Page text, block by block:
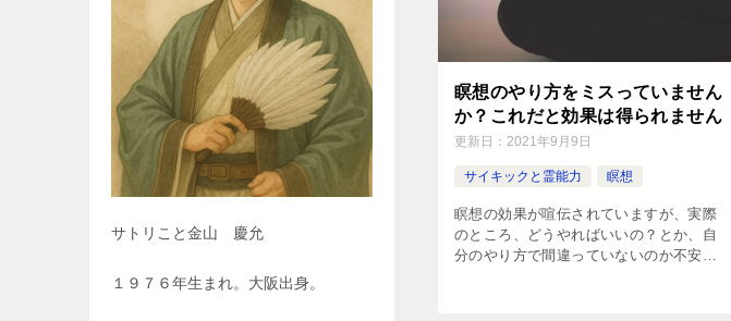
瞑想のやり方をミスっていません
か？これだと効果は得られません
更新日： 2021年9月9日
サイキックと霊能力 瞑想
瞑想の効果が喧伝されていますが、実際
のところ、どうやればいいの？とか、自
分のやり方で間違っていないのか不安、
サトリこと金山 慶允
１９７６年生まれ。大阪出身。